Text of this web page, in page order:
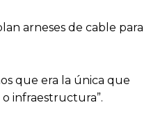
arneses de cable para
que era la única que
infraestructura”.